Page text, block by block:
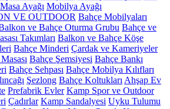
Masa Ayağı Mobilya Ayağı
VE OUTDOOR Bahçe Mobilyaları
ve Bahçe Oturma Grubu Bahçe ve
Takımları Balkon ve Bahçe Köşe
Bahçe Minderi Çardak ve Kameriyeler
Bahçe Şemsiyesi Bahçe Bankı
Bahçe Sehpası Bahçe Mobilya Kılıfları
Şezlong Bahçe Koltukları Ahşap Ev
Prefabrik Evler Kamp Spor ve Outdoor
Çadırlar Kamp Sandalyesi Uyku Tulumu